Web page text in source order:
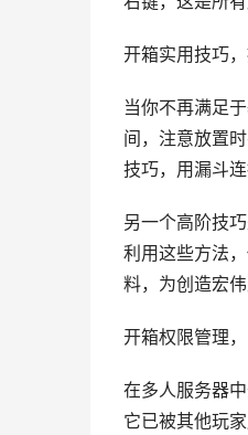
开箱实用技巧
当你不再满足
间，注意放置
技巧，用漏斗
另一个高阶技
利用这些方法
料，为创造宏
开箱权限管理
在多人服务器
它已被其他玩